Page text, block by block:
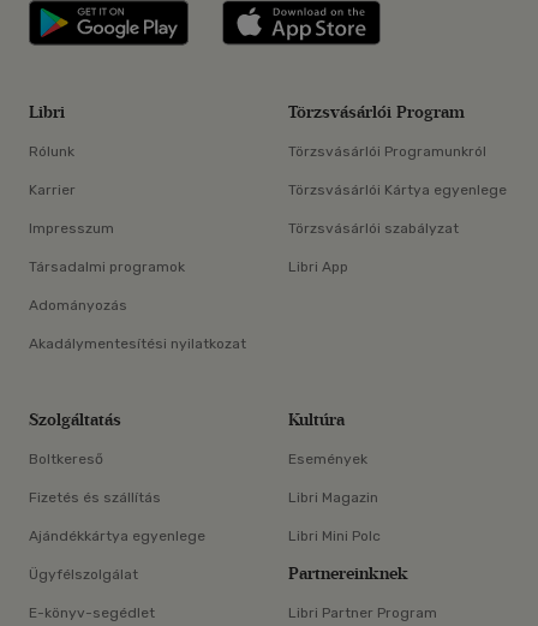
Libri applikáció Szerezd meg: Google
Libri
Rólunk
Karrier
Impresszum
Társadalmi programok
Adományozás
Akadálymentesítési nyilatkozat
Törzsvásárlói Program
Törzsvásárlói Programunkról
Törzsvásárlói Kártya egyenlege
Törzsvásárlói szabályzat
Libri App
Szolgáltatás
Boltkereső
Fizetés és szállítás
Ajándékkártya egyenlege
Ügyfélszolgálat
E-könyv-segédlet
Kultúra
Események
Libri Magazin
Libri Mini Polc
Partnereinknek
Libri Partner Program